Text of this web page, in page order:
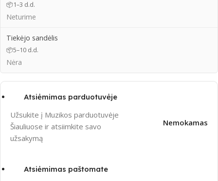
📦1–3 d.d.
Neturime
Tiekėjo sandėlis
📦5–10 d.d.
Nėra
Atsiėmimas parduotuvėje
Užsukite į Muzikos parduotuvėje
Šiauliuose ir atsiimkite savo
užsakymą
Nemokamas
Atsiėmimas paštomate